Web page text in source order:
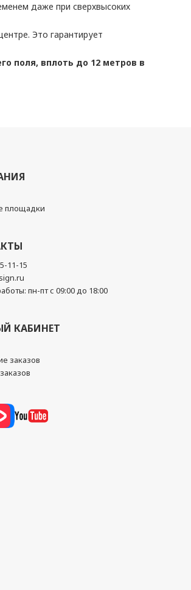
даже при сверхвысоких
Это гарантирует
поля, вплоть до 12 метров в
площадки
11-15
пн-пт с 09:00 до 18:00
КАБИНЕТ
заказов